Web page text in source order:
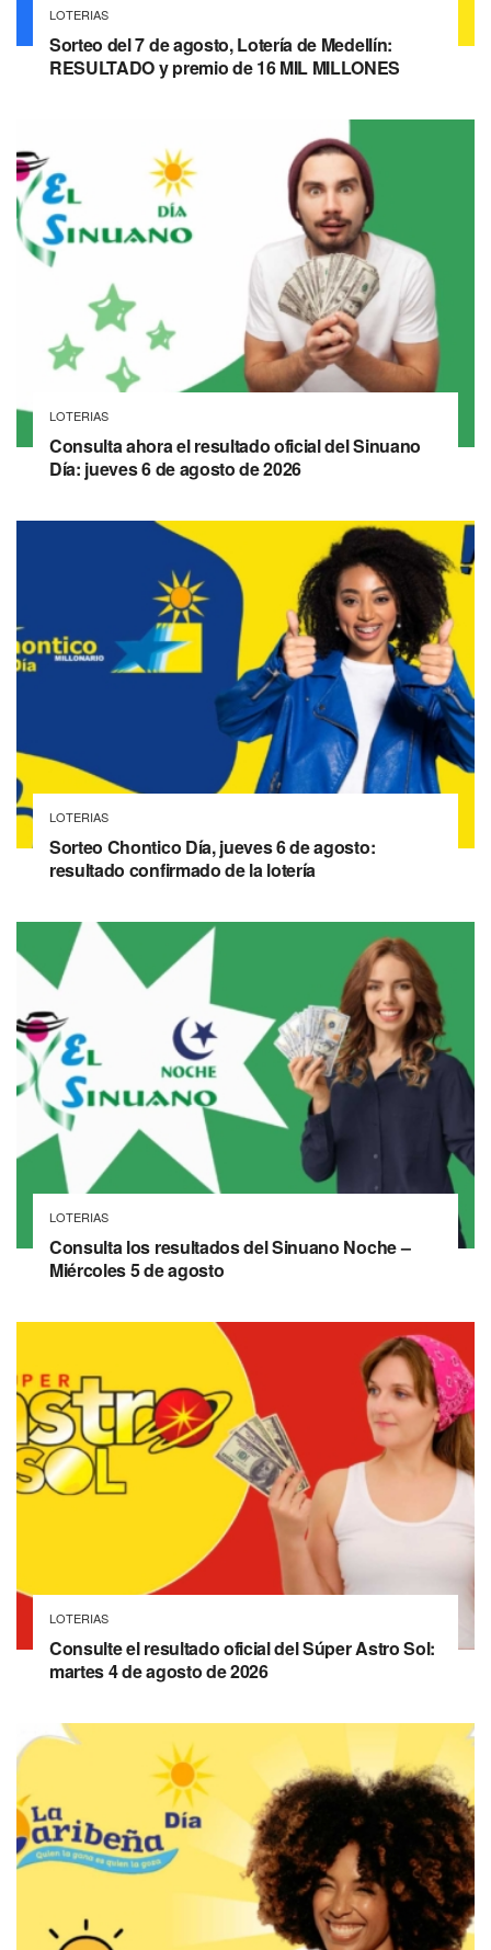
LOTERIAS
Sorteo del 7 de agosto, Lotería de Medellín:
RESULTADO y premio de 16 MIL MILLONES
LOTERIAS
Consulta ahora el resultado oficial del Sinuano
Día: jueves 6 de agosto de 2026
LOTERIAS
Sorteo Chontico Día, jueves 6 de agosto:
resultado confirmado de la lotería
LOTERIAS
Consulta los resultados del Sinuano Noche –
Miércoles 5 de agosto
LOTERIAS
Consulte el resultado oficial del Súper Astro Sol:
martes 4 de agosto de 2026